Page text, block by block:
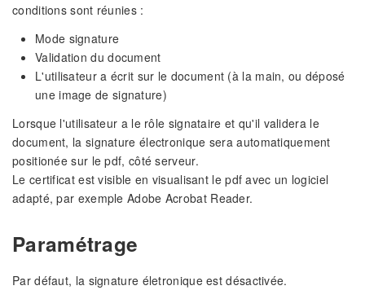
conditions sont réunies :
Mode signature
Validation du document
L'utilisateur a écrit sur le document (à la main, ou déposé
une image de signature)
Lorsque l'utilisateur a le rôle signataire et qu'il validera le
document, la signature électronique sera automatiquement
positionée sur le pdf, côté serveur.
Le certificat est visible en visualisant le pdf avec un logiciel
adapté, par exemple Adobe Acrobat Reader.
Paramétrage
Par défaut, la signature életronique est désactivée.